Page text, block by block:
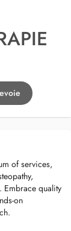
of services,
Embrace quality
on